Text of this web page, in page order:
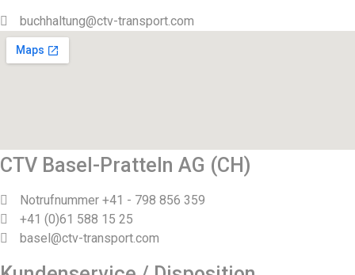
buchhaltung@ctv-transport.com
CTV Basel-Pratteln AG (CH)
Notrufnummer +41 - 798 856 359
+41 (0)61 588 15 25
basel@ctv-transport.com